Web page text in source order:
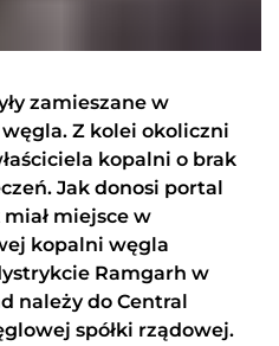
zamieszane w
Z kolei okoliczni
kopalni o brak
Jak donosi portal
miejsce w
kopalni węgla
Ramgarh w
należy do Central
spółki rządowej.